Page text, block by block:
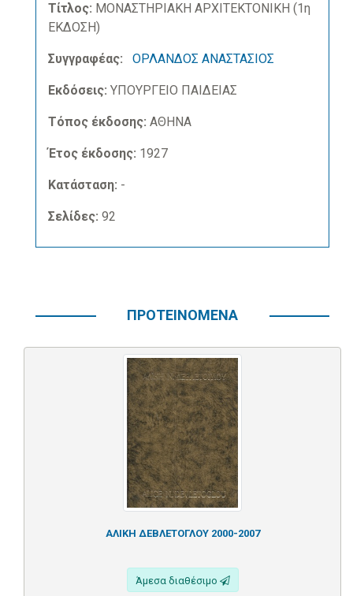
Τίτλος: ΜΟΝΑΣΤΗΡΙΑΚΗ ΑΡΧΙΤΕΚΤΟΝΙΚΗ (1η
ΕΚΔΟΣΗ)
Συγγραφέας: ΟΡΛΑΝΔΟΣ ΑΝΑΣΤΑΣΙΟΣ
Εκδόσεις: ΥΠΟΥΡΓΕΙΟ ΠΑΙΔΕΙΑΣ
Τόπος έκδοσης: ΑΘΗΝΑ
Έτος έκδοσης: 1927
Κατάσταση: -
Σελίδες: 92
ΠΡΟΤΕΙΝΟΜΕΝΑ
ΑΛΙΚΗ ΔΕΒΛΕΤΟΓΛΟΥ 2000-2007
Άμεσα διαθέσιμο